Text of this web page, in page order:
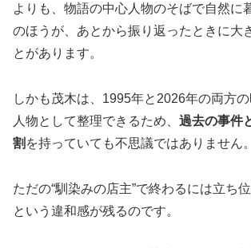
よりも、物語の中心人物のそばで自然に
のほうが、あとから振り返ったときに大
とがあります。
しかも茂木は、1995年と2026年の両方
人物として整理できるため、 過去の事件
割 を持っていても不思議ではありません。
ただの“馴染みの店主”で終わるには立ち
という違和感が残るのです。